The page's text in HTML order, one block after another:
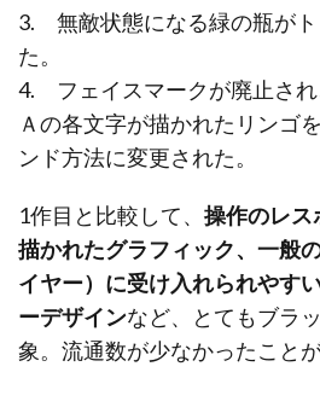
3. 無敵状態になる緑の瓶がト
た。
4. フェイスマークが廃止され
Ａの各文字が描かれたリンゴ
ンド方法に変更された。
1作目と比較して、 操作のレス
描かれたグラフィック、一般
イヤー）に受け入れられやす
ーデザインなど、とてもブラ
象。流通数が少なかったこと